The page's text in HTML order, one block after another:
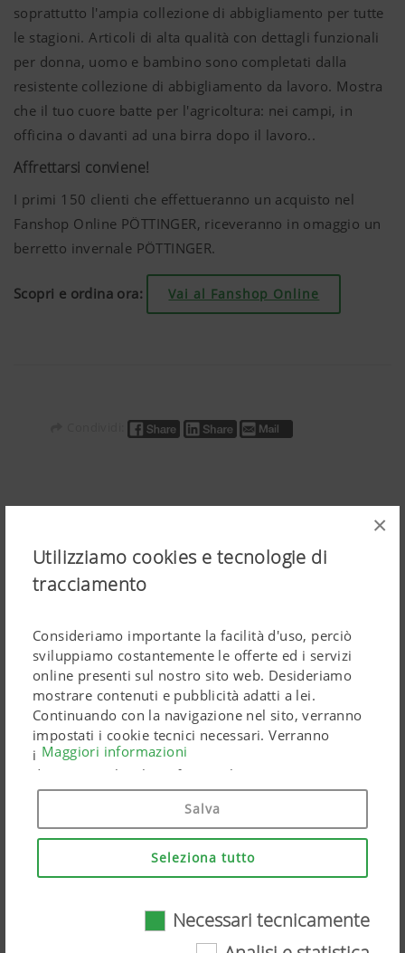
×
Utilizziamo cookies e tecnologie di
tracciamento
Consideriamo importante la facilità d'uso, perciò
sviluppiamo costantemente le offerte ed i servizi
online presenti sul nostro sito web. Desideriamo
mostrare contenuti e pubblicità adatti a lei.
Continuando con la navigazione nel sito, verranno
impostati i cookie tecnici necessari. Verranno
impiegati prodotti di Google Marketing riguardanti
dati personali solo se fornirà il suo pieno consenso
("Acconsento a tutti"). Potrà anche effettuare
impostazioni personalizzate tramite le caselle di
spunta.
Maggiori informazioni
Salva
Seleziona tutto
Necessari tecnicamente
soprattutto l'ampia collezione di abbigliamento per tutte
le stagioni. Articoli di alta qualità con dettagli funzionali
per donna, uomo e bambino sono completati dalla
resistente collezione di abbigliamento da lavoro. Mostra
che il tuo cuore batte per l'agricoltura: nei campi, in
officina o davanti ad una birra dopo il lavoro..
Affrettarsi conviene!
I primi 150 clienti che effettueranno un acquisto nel
Fanshop Online PÖTTINGER, riceveranno in omaggio un
berretto invernale PÖTTINGER.
Scopri e ordina ora: Vai al Fanshop Online
FIERAGRICOLA DI VERONA